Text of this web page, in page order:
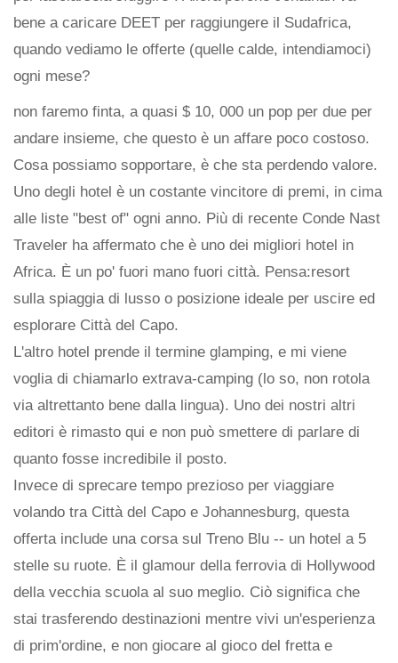
bene a caricare DEET per raggiungere il Sudafrica,
quando vediamo le offerte (quelle calde, intendiamoci)
ogni mese?
non faremo finta, a quasi $ 10, 000 un pop per due per
andare insieme, che questo è un affare poco costoso.
Cosa possiamo sopportare, è che sta perdendo valore.
Uno degli hotel è un costante vincitore di premi, in cima
alle liste "best of" ogni anno. Più di recente Conde Nast
Traveler ha affermato che è uno dei migliori hotel in
Africa. È un po' fuori mano fuori città. Pensa:resort
sulla spiaggia di lusso o posizione ideale per uscire ed
esplorare Città del Capo.
L'altro hotel prende il termine glamping, e mi viene
voglia di chiamarlo extrava-camping (lo so, non rotola
via altrettanto bene dalla lingua). Uno dei nostri altri
editori è rimasto qui e non può smettere di parlare di
quanto fosse incredibile il posto.
Invece di sprecare tempo prezioso per viaggiare
volando tra Città del Capo e Johannesburg, questa
offerta include una corsa sul Treno Blu -- un hotel a 5
stelle su ruote. È il glamour della ferrovia di Hollywood
della vecchia scuola al suo meglio. Ciò significa che
stai trasferendo destinazioni mentre vivi un'esperienza
di prim'ordine, e non giocare al gioco del fretta e